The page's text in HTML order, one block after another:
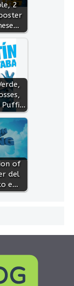
2
Puffi…
of
del
e…